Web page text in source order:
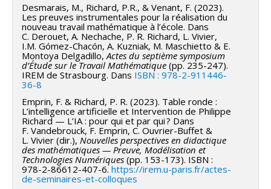
Desmarais, M., Richard, P.R., & Venant, F. (2023).
Les preuves instrumentales pour la réalisation du
nouveau travail mathématique à l’école. Dans
C. Derouet, A. Nechache, P. R. Richard, L. Vivier,
I.M. Gómez-Chacón, A. Kuzniak, M. Maschietto & E.
Montoya Delgadillo, Actes du septième symposium
d’Étude sur le Travail Mathématique (pp. 235-247).
IREM de Strasbourg. Dans ISBN : 978-2-911446-
36-8
Emprin, F. & Richard, P. R. (2023). Table ronde :
L’intelligence artificielle et Intervention de Philippe
Richard — L’IA : pour qui et par qui ? Dans
F. Vandebrouck, F. Emprin, C. Ouvrier-Buffet &
L. Vivier (dir.), Nouvelles perspectives en didactique
des mathématiques — Preuve, Modélisation et
Technologies Numériques (pp. 153-173). ISBN :
978-2-86612-407-6. https://irem.u-paris.fr/actes-
de-seminaires-et-colloques